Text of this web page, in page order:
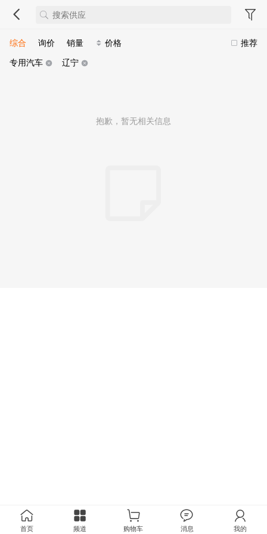
推荐
综合 询价 销量
价格
专用汽车
辽宁
抱歉，暂无相关信息
首页 频道 购物车 消息 我的